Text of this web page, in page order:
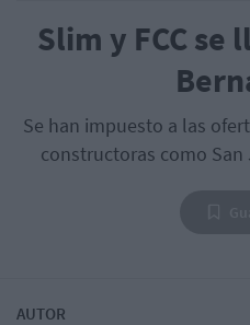
Slim y FCC se
Se han impuesto a las
constructoras como San
AUTOR